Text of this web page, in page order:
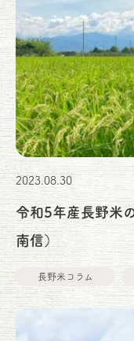
2023.08.30
令和5年産長野米
南信）
長野米コラム